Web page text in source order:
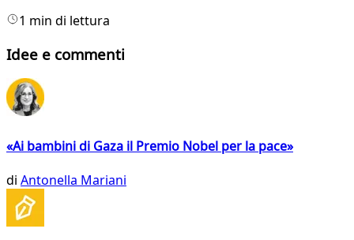
1 min di lettura
Idee e commenti
«Ai bambini di Gaza il Premio Nobel per la pace»
di Antonella Mariani